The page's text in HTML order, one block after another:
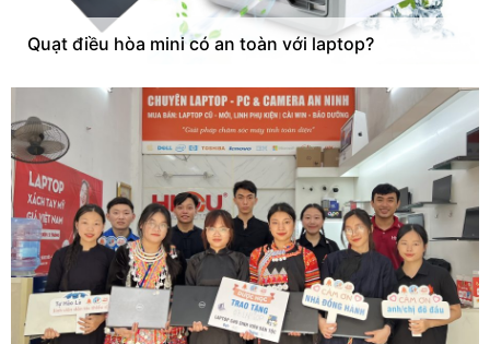
Quạt điều hòa mini có an toàn với laptop?